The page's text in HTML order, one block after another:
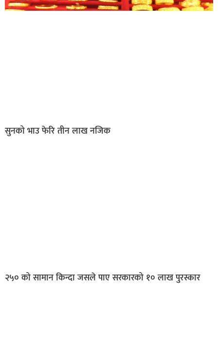
सुनको भाउ फेरि तीन लाख नजिक
२५० को सामान किन्दा जसले पाए सरकारको १० लाख पुरस्कार